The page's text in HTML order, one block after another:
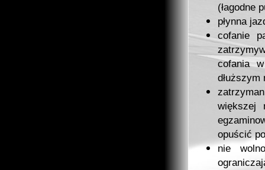
(łagodne
płynna
cofanie
cofania
dłuższym
większej
opuścić
nie